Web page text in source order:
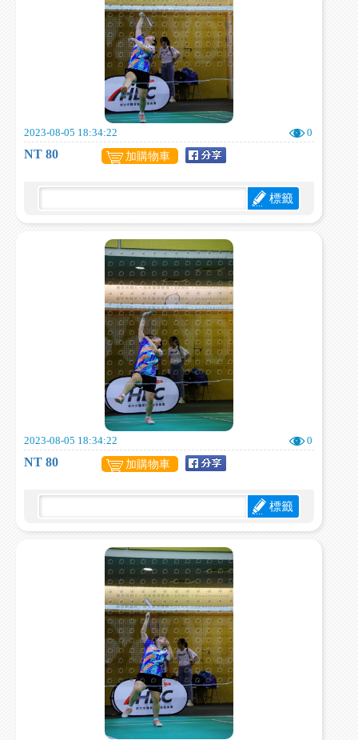
2023-08-05 18:34:22 0
NT 80 加購物車
標籤
2023-08-05 18:34:22 0
NT 80 加購物車
標籤